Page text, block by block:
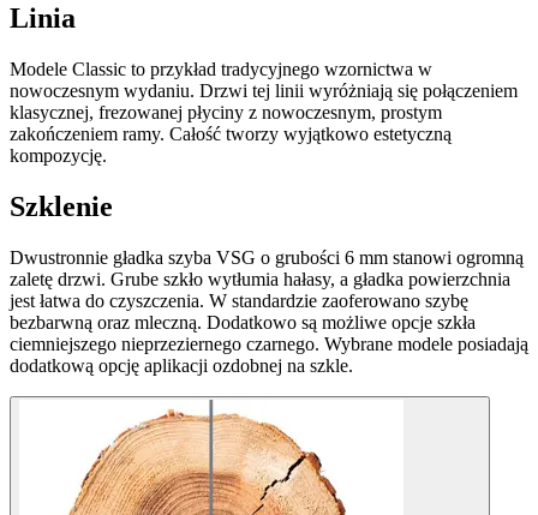
Linia
Modele Classic to przykład tradycyjnego wzornictwa w
nowoczesnym wydaniu. Drzwi tej linii wyróżniają się połączeniem
klasycznej, frezowanej płyciny z nowoczesnym, prostym
zakończeniem ramy. Całość tworzy wyjątkowo estetyczną
kompozycję.
Szklenie
Dwustronnie gładka szyba VSG o grubości 6 mm stanowi ogromną
zaletę drzwi. Grube szkło wytłumia hałasy, a gładka powierzchnia
jest łatwa do czyszczenia. W standardzie zaoferowano szybę
bezbarwną oraz mleczną. Dodatkowo są możliwe opcje szkła
ciemniejszego nieprzeziernego czarnego. Wybrane modele posiadają
dodatkową opcję aplikacji ozdobnej na szkle.